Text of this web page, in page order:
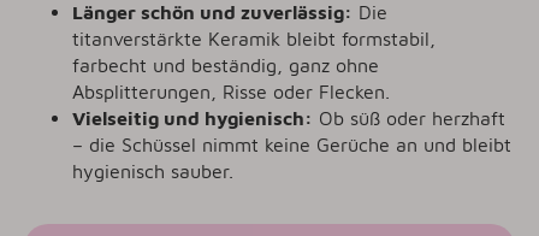
Länger schön und zuverlässig: Die
titanverstärkte Keramik bleibt formstabil,
farbecht und beständig, ganz ohne
Absplitterungen, Risse oder Flecken.
Vielseitig und hygienisch: Ob süß oder herzhaft
– die Schüssel nimmt keine Gerüche an und bleibt
hygienisch sauber.